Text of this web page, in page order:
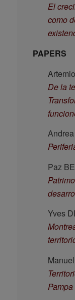
El
como
PAPERS
De la
Paz
Yves